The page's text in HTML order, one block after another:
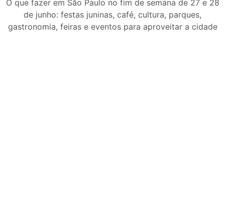
final de semana de 11 e 12
de julho: guia completo com
festas julinas, exposições,
O que fazer em São Paulo no fim de semana de 27 e 28
de junho: festas juninas, café, cultura, parques,
gastronomia, feiras e eventos para aproveitar a cidade